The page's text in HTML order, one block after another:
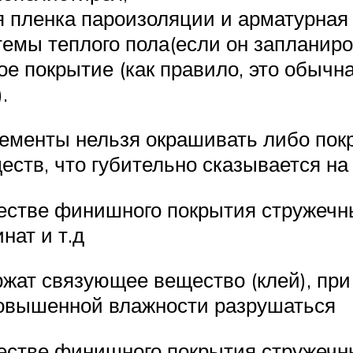
пароизоляции и арматурная
теплого пола(если он
покрытие (как правило, это
нельзя окрашивать либо
что губительно сказывается на
финишного покрытия
и т.д
связующее вещество (клей),
влажности разрушаться